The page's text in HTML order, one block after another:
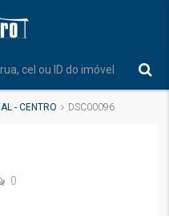
- CENTRO DSC00096
0